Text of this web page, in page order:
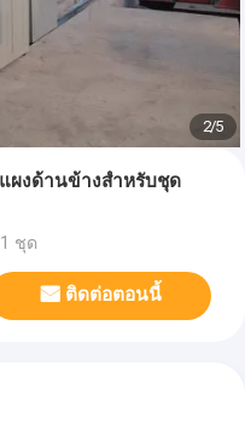
2/5
ผงด้านข้างสำหรับชุด
ชุด
ติดต่อตอนนี้